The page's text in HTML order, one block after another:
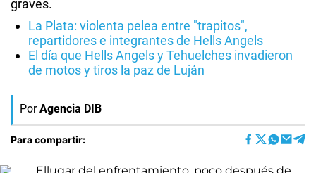
graves.
La Plata: violenta pelea entre "trapitos",
repartidores e integrantes de Hells Angels
El día que Hells Angels y Tehuelches invadieron
de motos y tiros la paz de Luján
Por Agencia DIB
Para compartir: